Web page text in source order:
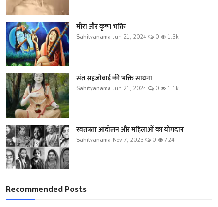
मीरा और कृष्ण भक्ति
Sahityanama Jun 21, 2024 0 1.3k
संत सहजोबाई की भक्ति साधना
Sahityanama Jun 21, 2024 0 1.1k
स्वतंत्रता आंदोलन और महिलाओं का योगदान
Sahityanama Nov 7, 2023 0 724
Recommended Posts